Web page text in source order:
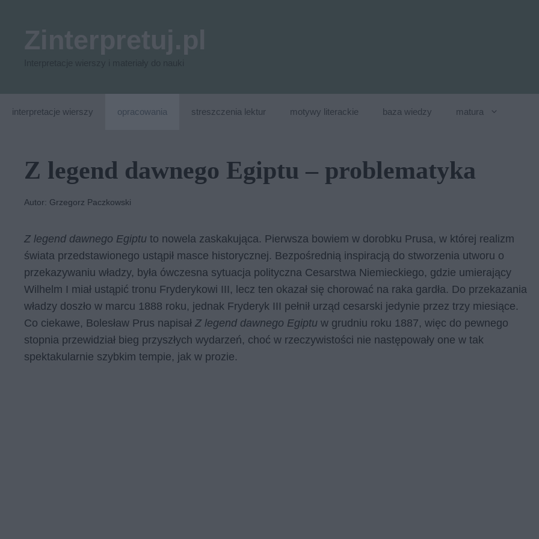
interpretacje wierszy opracowania streszczenia lektur motywy literackie baza wiedzy matura
Z legend dawnego Egiptu – problematyka
Autor: Grzegorz Paczkowski
Z legend dawnego Egiptu to nowela zaskakująca. Pierwsza bowiem w dorobku Prusa, w której realizm
świata przedstawionego ustąpił masce historycznej. Bezpośrednią inspiracją do stworzenia utworu o
przekazywaniu władzy, była ówczesna sytuacja polityczna Cesarstwa Niemieckiego, gdzie umierający
Wilhelm I miał ustąpić tronu Fryderykowi III, lecz ten okazał się chorować na raka gardła. Do przekazania
władzy doszło w marcu 1888 roku, jednak Fryderyk III pełnił urząd cesarski jedynie przez trzy miesiące.
Co ciekawe, Bolesław Prus napisał Z legend dawnego Egiptu w grudniu roku 1887, więc do pewnego
stopnia przewidział bieg przyszłych wydarzeń, choć w rzeczywistości nie następowały one w tak
spektakularnie szybkim tempie, jak w prozie.